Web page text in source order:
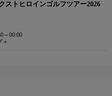
ストヒロインゴルフツアー2026
～00:00
＋